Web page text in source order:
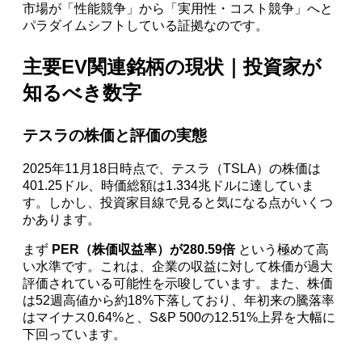
市場が「性能競争」から「実用性・コスト競争」へと
パラダイムシフトしている証拠なのです。
主要EV関連銘柄の現状｜投資家が
知るべき数字
テスラの株価と評価の実態
2025年11月18日時点で、テスラ（TSLA）の株価は
401.25ドル、時価総額は1.334兆ドルに達していま
す。しかし、投資家目線で見ると気になる点がいくつ
かあります。
まず PER（株価収益率）が280.59倍という極めて高
い水準です。これは、企業の収益に対して株価が過大
評価されている可能性を示唆しています。また、株価
は52週高値から約18%下落しており、年初来の騰落率
はマイナス0.64%と、S&P 500の12.51%上昇を大幅に
下回っています。